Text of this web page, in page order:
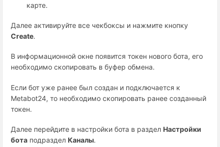
карте.
Далее активируйте все чекбоксы и нажмите кнопку
Create.
В информационной окне появится токен нового бота, его
необходимо скопировать в буфер обмена.
Если бот уже ранее был создан и подключается к
Metabot24, то необходимо скопировать ранее созданный
токен.
Далее перейдите в настройки бота в раздел Настройки
бота подраздел Каналы.